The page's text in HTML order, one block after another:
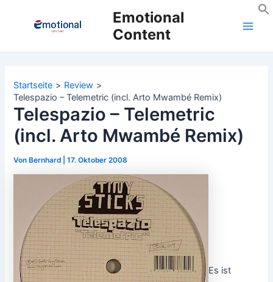
Emotional
Content
Startseite
Review
Telespazio – Telemetric (incl. Arto Mwambé Remix)
Telespazio – Telemetric
(incl. Arto Mwambé Remix)
Von Bernhard |17. Oktober 2008
Es ist